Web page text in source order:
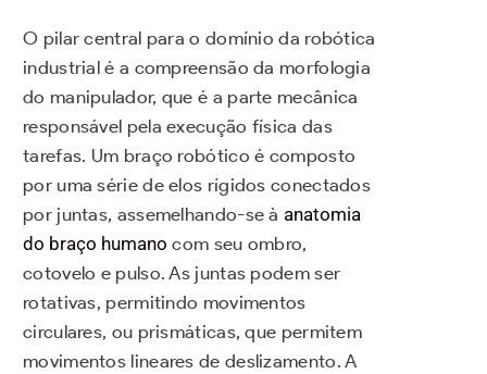
O pilar central para o domínio da robótica
industrial é a compreensão da morfologia
do manipulador, que é a parte mecânica
responsável pela execução física das
tarefas. Um braço robótico é composto
por uma série de elos rígidos conectados
por juntas, assemelhando-se à anatomia
do braço humano com seu ombro,
cotovelo e pulso. As juntas podem ser
rotativas, permitindo movimentos
circulares, ou prismáticas, que permitem
movimentos lineares de deslizamento. A